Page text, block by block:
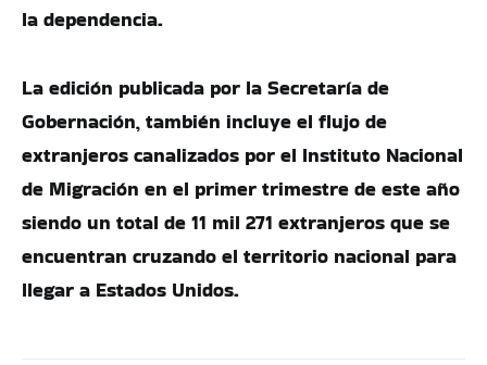
la dependencia.
La edición publicada por la Secretaría de
Gobernación, también incluye el flujo de
extranjeros canalizados por el Instituto Nacional
de Migración en el primer trimestre de este año
siendo un total de 11 mil 271 extranjeros que se
encuentran cruzando el territorio nacional para
llegar a Estados Unidos.